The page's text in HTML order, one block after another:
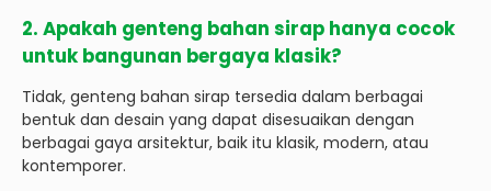
2. Apakah genteng bahan sirap hanya cocok
untuk bangunan bergaya klasik?
Tidak, genteng bahan sirap tersedia dalam berbagai
bentuk dan desain yang dapat disesuaikan dengan
berbagai gaya arsitektur, baik itu klasik, modern, atau
kontemporer.